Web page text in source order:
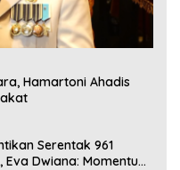
Hamartoni Ahadis
Serentak 961
Dwiana: Momentum